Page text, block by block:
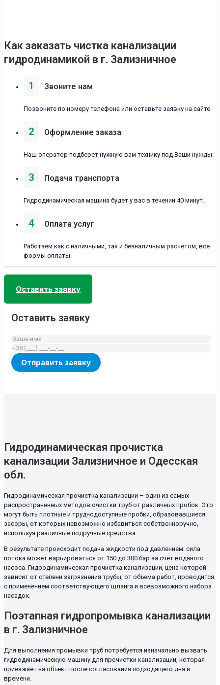
Как заказать чистка канализации
гидродинамикой в г. Зализничное
1 Звоните нам
Позвоните по номеру телефона или оставьте заявку на сайте.
2 Оформление заказа
Наш оператор подберет нужную вам технику под Ваши нужды.
3 Подача транспорта
Гидродинамическая машина будет у вас в течении 40 минут.
4 Оплата услуг
Работаем как с наличными, так и безналичным расчетом, все
формы оплаты.
Оставить заявку
Оставить заявку
Гидродинамическая прочистка
канализации Зализничное и Одесская
обл.
Гидродинамическая прочистка канализации – один из самых
распространенных методов очистки труб от различных пробок. Это
могут быть плотные и труднодоступные пробки, образовавшиеся
засоры, от которых невозможно избавиться собственноручно,
используя различные подручные средства.
В результате происходит подача жидкости под давлением: сила
потока может варьироваться от 150 до 300 бар за счет водяного
насоса. Гидродинамическая прочистка канализации, цена которой
зависит от степени загрязнения трубы, от объема работ, проводится
с применением соответствующего шланга и всевозможного набора
насадок.
Поэтапная гидропромывка канализации
в г. Зализничное
Для выполнения промывки труб потребуется изначально вызвать
гидродинамическую машину для прочистки канализации, которая
приезжает на объект после согласования подходящего дня и
времени.